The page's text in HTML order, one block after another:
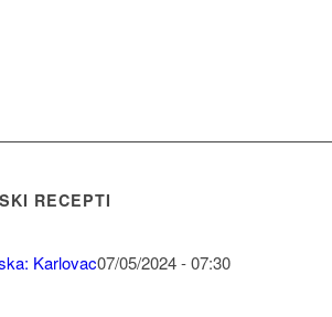
RECEPTI
Karlovac07/05/2024 - 07:30